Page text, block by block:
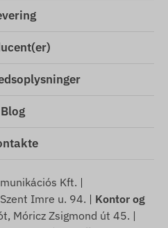
Blog
Kft. |
Imre u. 94. | Kontor og
Móricz Zsigmond út 45. |